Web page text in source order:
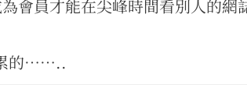
會員才能在尖峰時間看別人的網
的……..